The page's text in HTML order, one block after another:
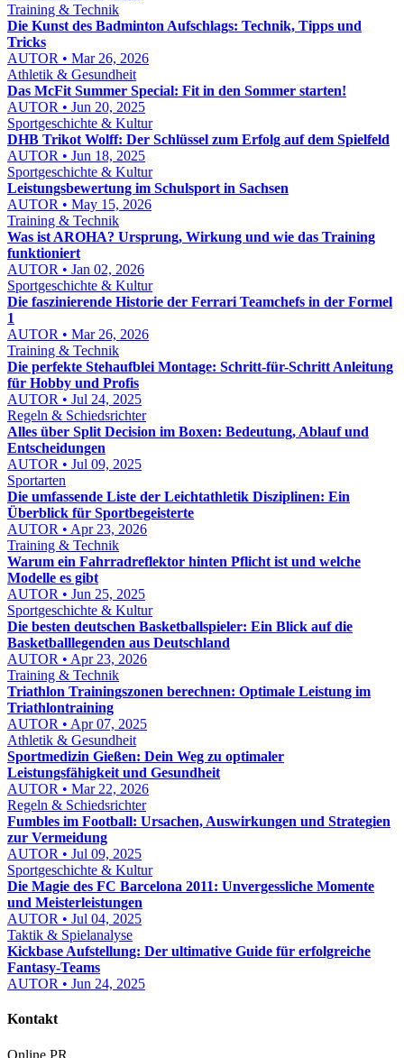
Training & Technik
Die Kunst des Badminton Aufschlags: Technik, Tipps und
Tricks
AUTOR • Mar 26, 2026
Athletik & Gesundheit
Das McFit Summer Special: Fit in den Sommer starten!
AUTOR • Jun 20, 2025
Sportgeschichte & Kultur
DHB Trikot Wolff: Der Schlüssel zum Erfolg auf dem Spielfeld
AUTOR • Jun 18, 2025
Sportgeschichte & Kultur
Leistungsbewertung im Schulsport in Sachsen
AUTOR • May 15, 2026
Training & Technik
Was ist AROHA? Ursprung, Wirkung und wie das Training
funktioniert
AUTOR • Jan 02, 2026
Sportgeschichte & Kultur
Die faszinierende Historie der Ferrari Teamchefs in der Formel
1
AUTOR • Mar 26, 2026
Training & Technik
Die perfekte Stehaufblei Montage: Schritt-für-Schritt Anleitung
für Hobby und Profis
AUTOR • Jul 24, 2025
Regeln & Schiedsrichter
Alles über Split Decision im Boxen: Bedeutung, Ablauf und
Entscheidungen
AUTOR • Jul 09, 2025
Sportarten
Die umfassende Liste der Leichtathletik Disziplinen: Ein
Überblick für Sportbegeisterte
AUTOR • Apr 23, 2026
Training & Technik
Warum ein Fahrradreflektor hinten Pflicht ist und welche
Modelle es gibt
AUTOR • Jun 25, 2025
Sportgeschichte & Kultur
Die besten deutschen Basketballspieler: Ein Blick auf die
Basketballlegenden aus Deutschland
AUTOR • Apr 23, 2026
Training & Technik
Triathlon Trainingszonen berechnen: Optimale Leistung im
Triathlontraining
AUTOR • Apr 07, 2025
Athletik & Gesundheit
Sportmedizin Gießen: Dein Weg zu optimaler
Leistungsfähigkeit und Gesundheit
AUTOR • Mar 22, 2026
Regeln & Schiedsrichter
Fumbles im Football: Ursachen, Auswirkungen und Strategien
zur Vermeidung
AUTOR • Jul 09, 2025
Sportgeschichte & Kultur
Die Magie des FC Barcelona 2011: Unvergessliche Momente
und Meisterleistungen
AUTOR • Jul 04, 2025
Taktik & Spielanalyse
Kickbase Aufstellung: Der ultimative Guide für erfolgreiche
Fantasy-Teams
AUTOR • Jun 24, 2025
Kontakt
Online PR